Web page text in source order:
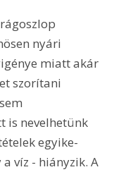
nyári
miatt akár
szorítani
is nevelhetünk
egyike-
víz - hiányzik. A